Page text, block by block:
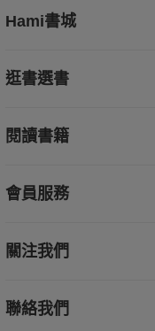
Hami書城
逛書選書
閱讀書籍
會員服務
關注我們
聯絡我們